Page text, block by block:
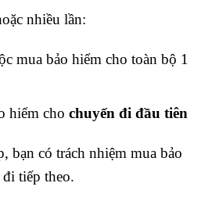
nhiều lần:
mua bảo hiểm cho toàn bộ 1
hiểm cho chuyến đi đầu tiên
bạn có trách nhiệm mua bảo
tiếp theo.